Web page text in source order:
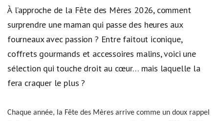
À l’approche de la Fête des Mères 2026, comment
surprendre une maman qui passe des heures aux
fourneaux avec passion ? Entre faitout iconique,
coffrets gourmands et accessoires malins, voici une
sélection qui touche droit au cœur… mais laquelle la
fera craquer le plus ?
Chaque année, la Fête des Mères arrive comme un doux rappel